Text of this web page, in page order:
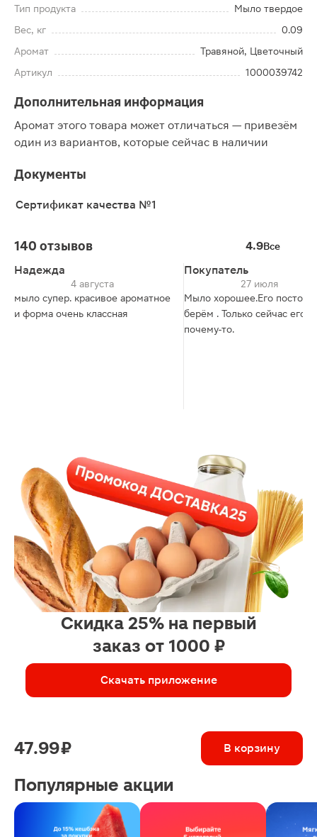
Тип продукта
Мыло твердое
Вес, кг
0.09
Аромат
Травяной, Цветочный
Артикул
1000039742
Дополнительная информация
Аромат этого товара может отличаться — привезём
один из вариантов, которые сейчас в наличии
Документы
Сертификат качества №1
140 отзывов 4.9Все
Надежда
4 августа
мыло супер. красивое ароматное
и форма очень классная
Покупатель
27 июля
Мыло хорошее.Его
берём . Только сейчас его
почему-то.
Скидка 25% на первый
заказ от 1000 ₽
Скачать приложение
47.99 ₽ В корзину
Популярные акции